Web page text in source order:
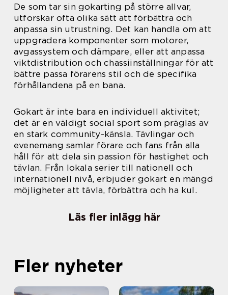
De som tar sin gokarting på större allvar,
utforskar ofta olika sätt att förbättra och
anpassa sin utrustning. Det kan handla om att
uppgradera komponenter som motorer,
avgassystem och dämpare, eller att anpassa
viktdistribution och chassiinställningar för att
bättre passa förarens stil och de specifika
förhållandena på en bana.
Gokart är inte bara en individuell aktivitet;
det är en väldigt social sport som präglas av
en stark community-känsla. Tävlingar och
evenemang samlar förare och fans från alla
håll för att dela sin passion för hastighet och
tävlan. Från lokala serier till nationell och
internationell nivå, erbjuder gokart en mängd
möjligheter att tävla, förbättra och ha kul.
Läs fler inlägg här
Fler nyheter